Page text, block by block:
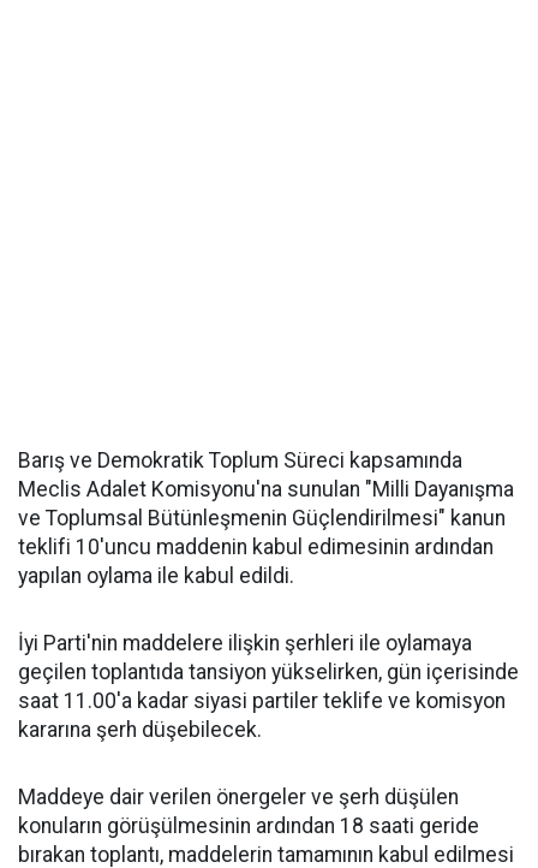
Barış ve Demokratik Toplum Süreci kapsamında
Meclis Adalet Komisyonu'na sunulan "Milli Dayanışma
ve Toplumsal Bütünleşmenin Güçlendirilmesi" kanun
teklifi 10'uncu maddenin kabul edimesinin ardından
yapılan oylama ile kabul edildi.
İyi Parti'nin maddelere ilişkin şerhleri ile oylamaya
geçilen toplantıda tansiyon yükselirken, gün içerisinde
saat 11.00'a kadar siyasi partiler teklife ve komisyon
kararına şerh düşebilecek.
Maddeye dair verilen önergeler ve şerh düşülen
konuların görüşülmesinin ardından 18 saati geride
bırakan toplantı, maddelerin tamamının kabul edilmesi